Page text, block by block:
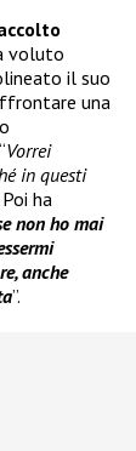
voluto
il suo
una
Vorrei
in questi
Poi ha
non ho mai
anche
”.